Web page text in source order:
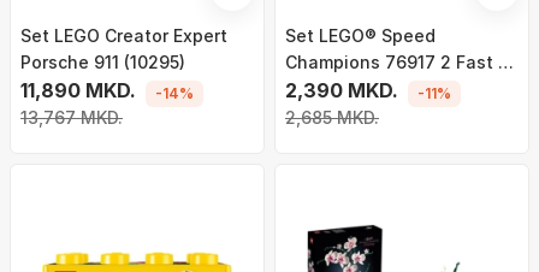
Set LEGO Creator Expert
Porsche 911 (10295)
11,890 MKD.
13,767 MKD.
-14%
Set LEGO® Speed
Champions 76917 2 Fast 2
Furious Nissan Skyline GT-
R (R34)
2,390 MKD.
2,685 MKD.
-11%